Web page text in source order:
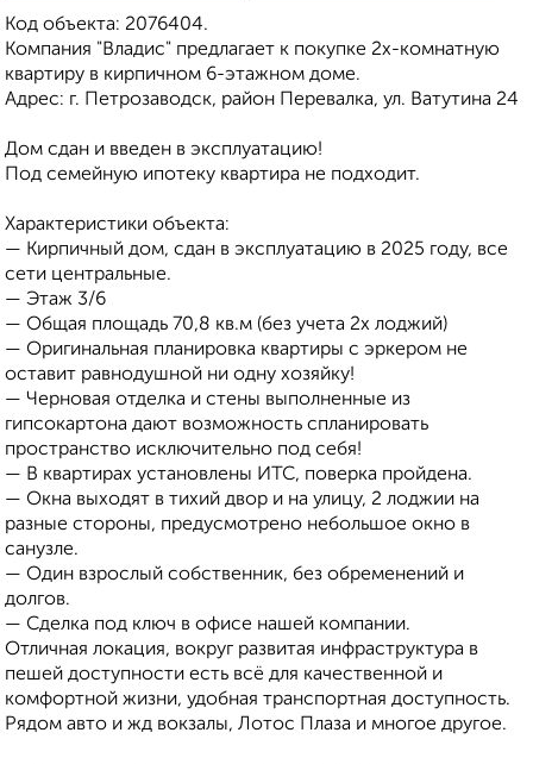
Код объекта: 2076404.
Компания "Владис" предлагает к покупке 2х-комнатную
квартиру в кирпичном 6-этажном доме.
Адрес: г. Петрозаводск, район Перевалка, ул. Ватутина 24
Дом сдан и введен в эксплуатацию!
Под семейную ипотеку квартира не подходит.
Характеристики объекта:
— Кирпичный дом, сдан в эксплуатацию в 2025 году, все
сети центральные.
— Этаж 3/6
— Общая площадь 70,8 кв.м (без учета 2х лоджий)
— Оригинальная планировка квартиры с эркером не
оставит равнодушной ни одну хозяйку!
— Черновая отделка и стены выполненные из
гипсокартона дают возможность спланировать
пространство исключительно под себя!
— В квартирах установлены ИТС, поверка пройдена.
— Окна выходят в тихий двор и на улицу, 2 лоджии на
разные стороны, предусмотрено небольшое окно в
санузле.
— Один взрослый собственник, без обременений и
долгов.
— Сделка под ключ в офисе нашей компании.
Отличная локация, вокруг развитая инфраструктура в
пешей доступности есть всё для качественной и
комфортной жизни, удобная транспортная доступность.
Рядом авто и жд вокзалы, Лотос Плаза и многое другое.